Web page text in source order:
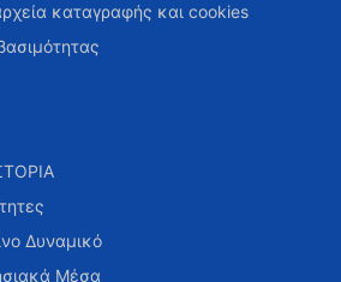
καταγραφής και cookies
Δυναμικό
Μέσα